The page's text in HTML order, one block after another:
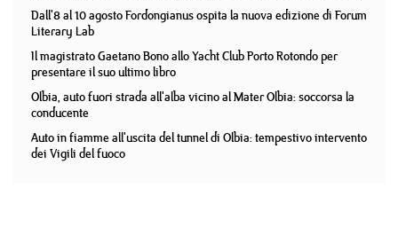
Dall'8 al 10 agosto Fordongianus ospita la nuova edizione di Forum
Literary Lab
Il magistrato Gaetano Bono allo Yacht Club Porto Rotondo per
presentare il suo ultimo libro
Olbia, auto fuori strada all'alba vicino al Mater Olbia: soccorsa la
conducente
Auto in fiamme all'uscita del tunnel di Olbia: tempestivo intervento
dei Vigili del fuoco